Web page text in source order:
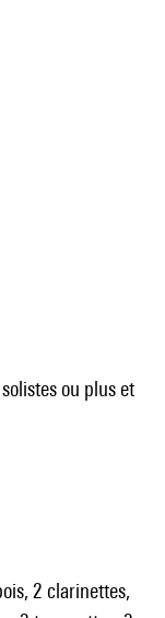
ou plus et
2 clarinettes,